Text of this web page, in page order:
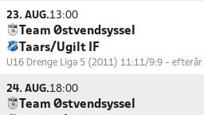
23. AUG.13:00
Team Østvendsyssel
Taars/Ugilt IF
U16 Drenge Liga 5 (2011) 11:11/9:9 - efterår
24. AUG.18:00
Team Østvendsyssel